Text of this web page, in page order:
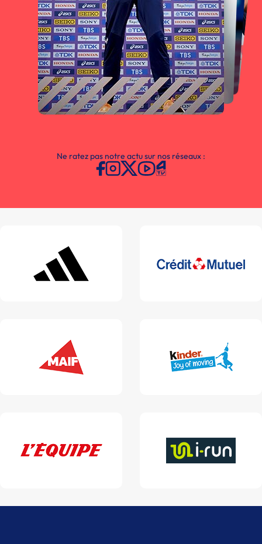
Ne ratez pas notre actu sur nos réseaux :